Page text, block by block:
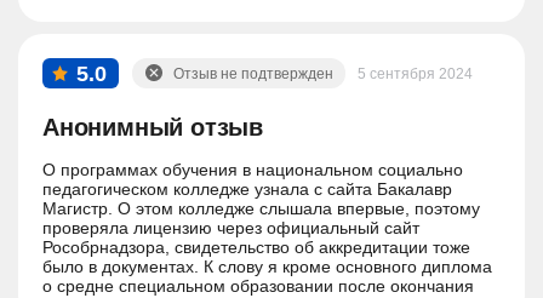
5.0
Анонимный отзыв
5 сентября 2024
Отзыв не подтвержден
О программах обучения в национальном социально
педагогическом колледже узнала с сайта Бакалавр
Магистр. О этом колледже слышала впервые, поэтому
проверяла лицензию через официальный сайт
Рособрнадзора, свидетельство об аккредитации тоже
было в документах. К слову я кроме основного диплома
о средне специальном образовании после окончания